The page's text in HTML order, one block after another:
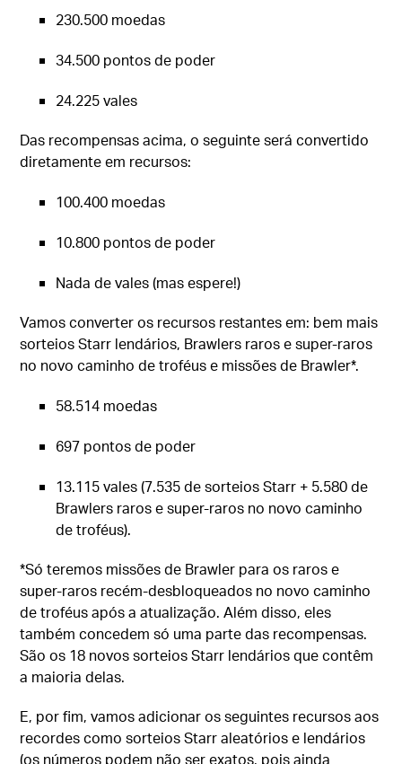
230.500 moedas
34.500 pontos de poder
24.225 vales
Das recompensas acima, o seguinte será convertido
diretamente em recursos:
100.400 moedas
10.800 pontos de poder
Nada de vales (mas espere!)
Vamos converter os recursos restantes em: bem mais
sorteios Starr lendários, Brawlers raros e super-raros
no novo caminho de troféus e missões de Brawler*.
58.514 moedas
697 pontos de poder
13.115 vales (7.535 de sorteios Starr + 5.580 de
Brawlers raros e super-raros no novo caminho
de troféus).
*Só teremos missões de Brawler para os raros e
super-raros recém-desbloqueados no novo caminho
de troféus após a atualização. Além disso, eles
também concedem só uma parte das recompensas.
São os 18 novos sorteios Starr lendários que contêm
a maioria delas.
E, por fim, vamos adicionar os seguintes recursos aos
recordes como sorteios Starr aleatórios e lendários
(os números podem não ser exatos, pois ainda